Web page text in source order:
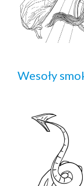
Wesoły